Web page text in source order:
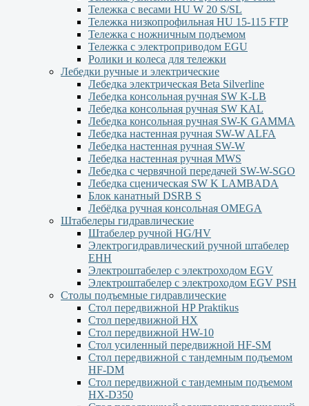
Тележка с весами HU W 20 S/SL
Тележка низкопрофильная HU 15-115 FTP
Тележка с ножничным подъемом
Тележка с электроприводом EGU
Ролики и колеса для тележки
Лебедки ручные и электрические
Лебедка электрическая Beta Silverline
Лебедка консольная ручная SW K-LB
Лебедка консольная ручная SW KAL
Лебедка консольная ручная SW-K GAMMA
Лебедка настенная ручная SW-W ALFA
Лебедка настенная ручная SW-W
Лебедка настенная ручная MWS
Лебедка с червячной передачей SW-W-SGO
Лебедка сценическая SW K LAMBADA
Блок канатный DSRB S
Лебёдка ручная консольная OMEGA
Штабелеры гидравлические
Штабелер ручной HG/HV
Электрогидравлический ручной штабелер
ЕНН
Электроштабелер с электроходом EGV
Электроштабелер с электроходом EGV PSH
Столы подъемные гидравлические
Стол передвижной HP Praktikus
Стол передвижной HX
Стол передвижной HW-10
Стол усиленный передвижной HF-SM
Стол передвижной с тандемным подъемом
HF-DM
Стол передвижной с тандемным подъемом
HX-D350